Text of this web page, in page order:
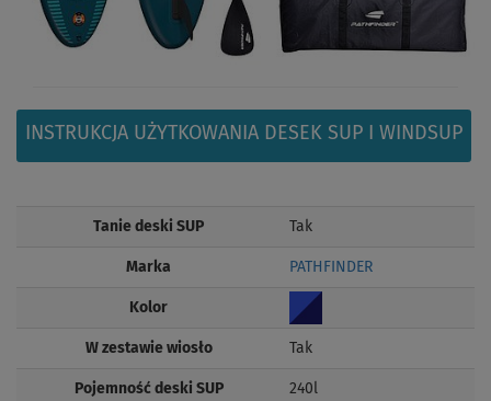
INSTRUKCJA UŻYTKOWANIA DESEK SUP I WINDSUP
Tanie deski SUP Tak
Marka PATHFINDER
Kolor
W zestawie wiosło Tak
Pojemność deski SUP 240l